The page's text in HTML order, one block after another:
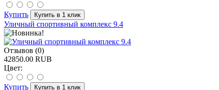
Купить
Уличный спортивный комплекс 9.4
Отзывов (0)
42850.00 RUB
Цвет:
Купить